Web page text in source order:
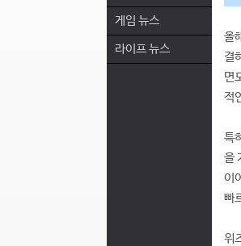
게임 뉴스
라이프 뉴스
올
결
면
적
특
을
이
빠
위